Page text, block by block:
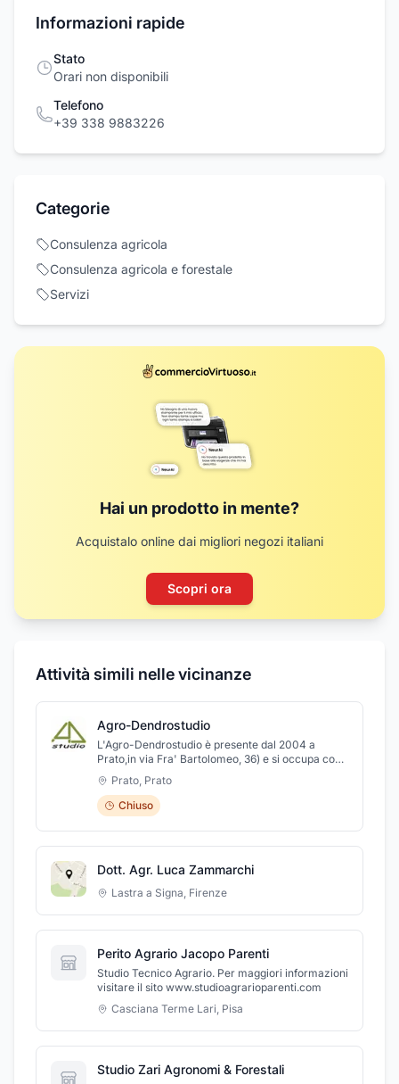
Informazioni rapide
Stato
Orari non disponibili
Telefono
+39 338 9883226
Categorie
Consulenza agricola
Consulenza agricola e forestale
Servizi
Hai un prodotto in mente?
Acquistalo online dai migliori negozi italiani
Scopri ora
Attività simili nelle vicinanze
Agro-Dendrostudio
L'Agro-Dendrostudio è presente dal 2004 a
Prato,in via Fra' Bartolomeo, 36) e si occupa con
grande competenza di progettazione, consulenza
e assistenza tecnica in materia agricola, forestale
e di gestione del verde urbano, sia per privati
cittadini che per enti pubblici operando su tutto il
territorio regionale.
Prato, Prato
Chiuso
Dott. Agr. Luca Zammarchi
Lastra a Signa, Firenze
Perito Agrario Jacopo Parenti
Studio Tecnico Agrario. Per maggiori informazioni
visitare il sito www.studioagrarioparenti.com
Casciana Terme Lari, Pisa
Studio Zari Agronomi & Forestali